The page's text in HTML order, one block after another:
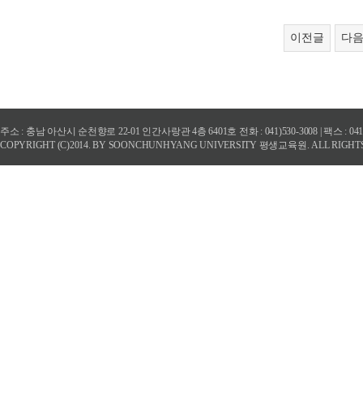
이전글 다
주소 : 충남 아산시 순천향로 22-01 인간사랑관 4층 6401호 전화 : 041)530-3008 | 팩스 :
COPYRIGHT (C)2014. BY SOONCHUNHYANG UNIVERSITY 평생교육원. ALL